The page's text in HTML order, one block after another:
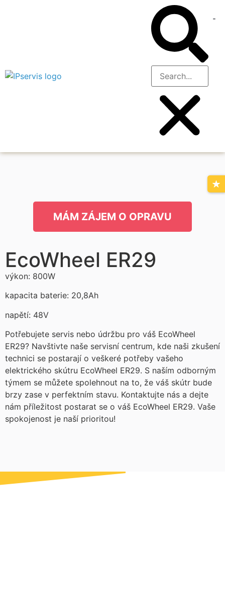
MÁM ZÁJEM O OPRAVU
EcoWheel ER29
výkon: 800W
kapacita baterie: 20,8Ah
napětí: 48V
Potřebujete servis nebo údržbu pro váš EcoWheel
ER29? Navštivte naše servisní centrum, kde naši zkušení
technici se postarají o veškeré potřeby vašeho
elektrického skútru EcoWheel ER29. S naším odborným
týmem se můžete spolehnout na to, že váš skútr bude
brzy zase v perfektním stavu. Kontaktujte nás a dejte
nám příležitost postarat se o váš EcoWheel ER29. Vaše
spokojenost je naší prioritou!